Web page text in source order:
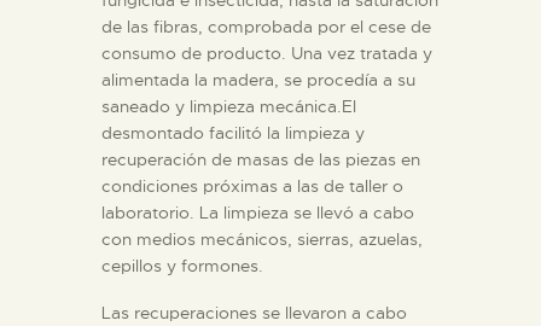
de las fibras, comprobada por el cese de
consumo de producto. Una vez tratada y
alimentada la madera, se procedía a su
saneado y limpieza mecánica.El
desmontado facilitó la limpieza y
recuperación de masas de las piezas en
condiciones próximas a las de taller o
laboratorio. La limpieza se llevó a cabo
con medios mecánicos, sierras, azuelas,
cepillos y formones.
Las recuperaciones se llevaron a cabo